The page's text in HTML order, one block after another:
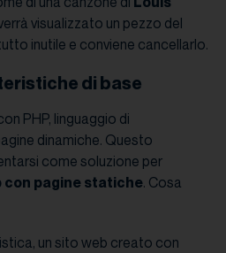
visualizzato un pezzo del
inutile e conviene cancellarlo.
di base
PHP, linguaggio di
dinamiche. Questo
come soluzione per
con pagine statiche. Cosa
un sito web creato con